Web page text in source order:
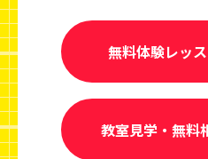
無料体験レッ
教室見学・無料